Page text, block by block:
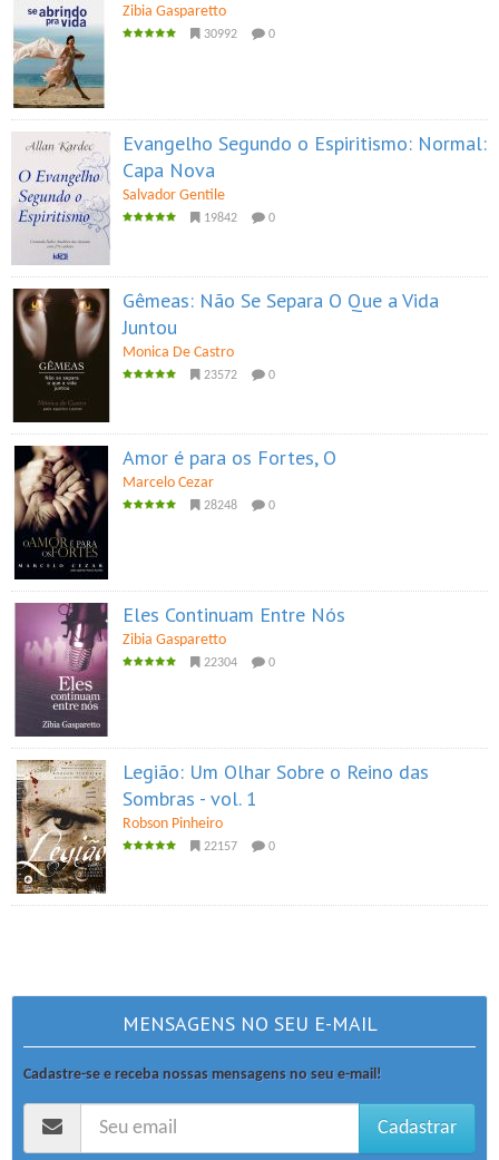
Zibia Gasparetto
30992 0
Evangelho Segundo o Espiritismo: Normal:
Capa Nova
Salvador Gentile
19842 0
Gêmeas: Não Se Separa O Que a Vida
Juntou
Monica De Castro
23572 0
Amor é para os Fortes, O
Marcelo Cezar
28248 0
Eles Continuam Entre Nós
Zibia Gasparetto
22304 0
Legião: Um Olhar Sobre o Reino das
Sombras - vol. 1
Robson Pinheiro
22157 0
MENSAGENS NO SEU E-MAIL
Cadastre-se e receba nossas mensagens no seu e-mail!
Cadastrar